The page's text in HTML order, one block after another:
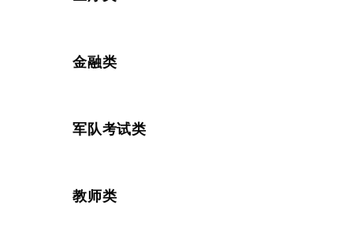
金融类
军队考试类
教师类